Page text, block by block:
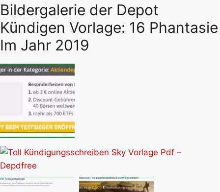
Bildergalerie der Depot
Kündigen Vorlage: 16 Phantasie
Im Jahr 2019